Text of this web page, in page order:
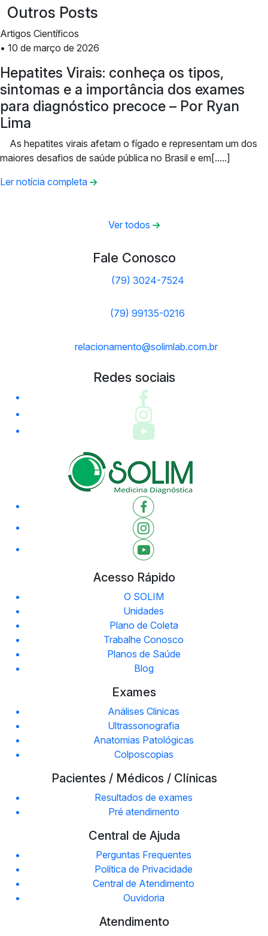
Outros Posts
Artigos Científicos
• 10 de março de 2026
Hepatites Virais: conheça os tipos,
sintomas e a importância dos exames
para diagnóstico precoce – Por Ryan
Lima
As hepatites virais afetam o fígado e representam um dos
maiores desafios de saúde pública no Brasil e em[.....]
Ler notícia completa
Ver todos
Fale Conosco
(79) 3024-7524
(79) 99135-0216
relacionamento@solimlab.com.br
Redes sociais
Acesso Rápido
O SOLIM
Unidades
Plano de Coleta
Trabalhe Conosco
Planos de Saúde
Blog
Exames
Análises Clinicas
Ultrassonografia
Anatomias Patológicas
Colposcopias
Pacientes / Médicos / Clínicas
Resultados de exames
Pré atendimento
Central de Ajuda
Perguntas Frequentes
Política de Privacidade
Central de Atendimento
Ouvidoria
Atendimento